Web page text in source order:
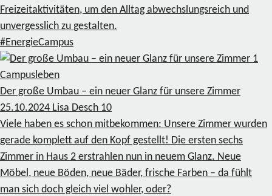
Freizeitaktivitäten, um den Alltag abwechslungsreich und
unvergesslich zu gestalten.
#EnergieCampus
1
Campusleben
Der große Umbau – ein neuer Glanz für unsere Zimmer
25.10.2024 Lisa Desch 10
Viele haben es schon mitbekommen: Unsere Zimmer wurden
gerade komplett auf den Kopf gestellt! Die ersten sechs
Zimmer in Haus 2 erstrahlen nun in neuem Glanz. Neue
Möbel, neue Böden, neue Bäder, frische Farben – da fühlt
man sich doch gleich viel wohler, oder?